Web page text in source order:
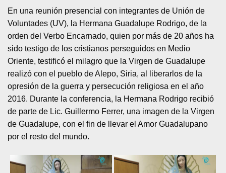
En una reunión presencial con integrantes de Unión de
Voluntades (UV), la Hermana Guadalupe Rodrigo, de la
orden del Verbo Encarnado, quien por más de 20 años ha
sido testigo de los cristianos perseguidos en Medio
Oriente, testificó el milagro que la Virgen de Guadalupe
realizó con el pueblo de Alepo, Siria, al liberarlos de la
opresión de la guerra y persecución religiosa en el año
2016. Durante la conferencia, la Hermana Rodrigo recibió
de parte de Lic. Guillermo Ferrer, una imagen de la Virgen
de Guadalupe, con el fin de llevar el Amor Guadalupano
por el resto del mundo.